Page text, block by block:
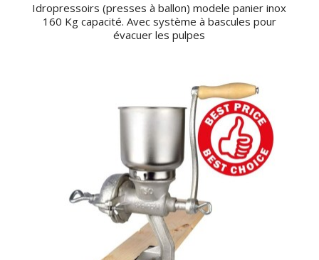
Idropressoirs (presses à ballon) modele panier inox
160 Kg capacité. Avec système à bascules pour
évacuer les pulpes